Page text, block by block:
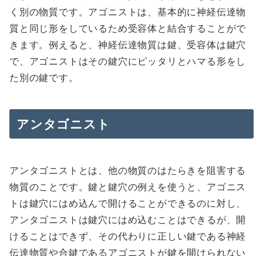
く別の物質です。アゴニストは、基本的に神経伝達物
質と同じ形をしているため受容体と結合することがで
きます。例えると、神経伝達物質は鍵、受容体は鍵穴
で、アゴニストはその鍵穴にピッタリとハマる形をし
た別の鍵です。
アンタゴニスト
アンタゴニストとは、他の物質のはたらきを阻害する
物質のことです。鍵と鍵穴の例えを使うと、アゴニス
トは鍵穴にはめ込んで開けることができるのに対し、
アンタゴニストは鍵穴にはめ込むことはできるが、開
けることはできず、その代わりに正しい鍵である神経
伝達物質や合鍵であるアゴニストが鍵を開けられない